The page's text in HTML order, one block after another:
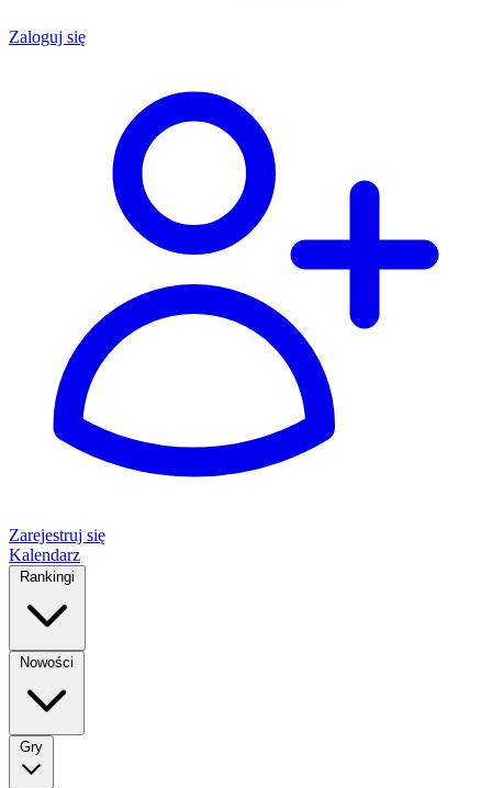
Zaloguj się
Zarejestruj się
Kalendarz
Rankingi
Nowości
Gry